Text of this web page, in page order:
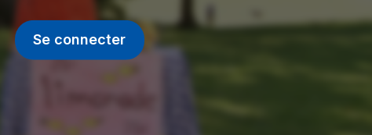
Se connecter